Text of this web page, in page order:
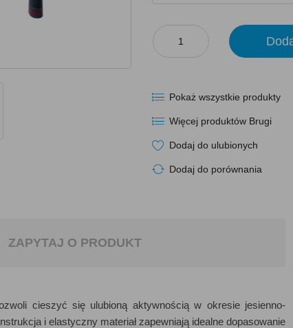
Pokaż wszystkie produkty
Więcej produktów Brugi
Dodaj do ulubionych
Dodaj do porównania
ZAPYTAJ O PRODUKT
cieszyć się ulubioną aktywnością w okresie jesienno-
i elastyczny materiał zapewniają idealne dopasowanie